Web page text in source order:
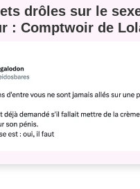
drôles sur le
: Comptwoir de